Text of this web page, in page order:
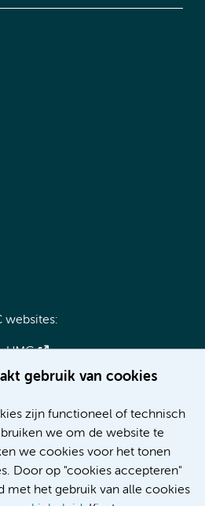
gebruik van cookies
zijn functioneel of technisch
we om de website te
we cookies voor het tonen
Door op "cookies accepteren"
met het gebruik van alle cookies
websites:
UMC